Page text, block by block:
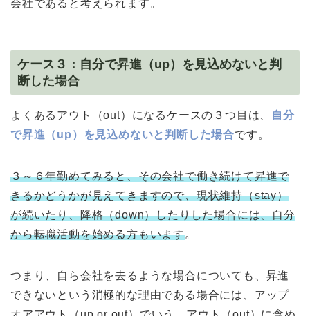
会社であると考えられます。
ケース３：自分で昇進（up）を見込めないと判
断した場合
よくあるアウト（out）になるケースの３つ目は、
自分
で昇進（up）を見込めないと判断した場合です。
３～６年勤めてみると、その会社で働き続けて昇進で
きるかどうかが見えてきますので、現状維持（stay）
が続いたり、降格（down）したりした場合には、自分
から転職活動を始める方もいます。
つまり、自ら会社を去るような場合についても、昇進
できないという消極的な理由である場合には、アップ